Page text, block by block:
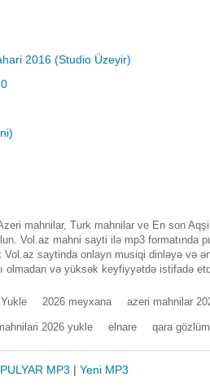
2016 (Studio Üzeyir)
mahnilar, Turk mahnilar ve En son
Vol.az mahni sayti ilə mp3 formatında
saytinda onlayn musiqi dinləyə və
olmadan və yüksək keyfiyyətdə istifadə
2026 meyxana azeri mahnilar
2026 yukle elnare qara gözlüm
MP3 | Yeni MP3